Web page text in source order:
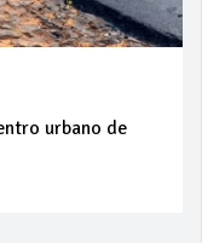
urbano de